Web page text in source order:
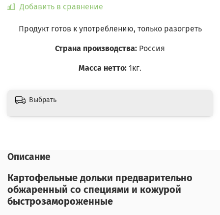
Добавить в сравнение
Продукт готов к употреблению, только разогреть
Страна производства: Россия
Масса нетто: 1кг.
Выбрать
Описание
Картофельные дольки предварительно
обжаренный со специями и кожурой
быстрозамороженные